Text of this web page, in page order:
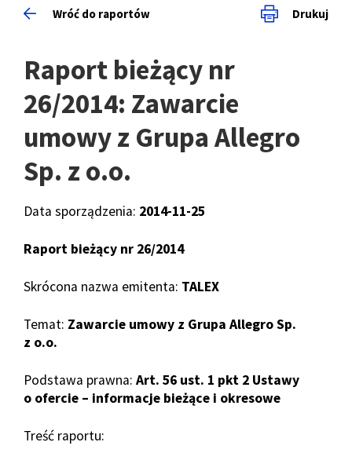
Wróć do raportów Drukuj
Raport bieżący nr
26/2014: Zawarcie
umowy z Grupa Allegro
Sp. z o.o.
Data sporządzenia: 2014-11-25
Raport bieżący nr 26/2014
Skrócona nazwa emitenta: TALEX
Temat: Zawarcie umowy z Grupa Allegro Sp.
z o.o.
Podstawa prawna: Art. 56 ust. 1 pkt 2 Ustawy
o ofercie – informacje bieżące i okresowe
Treść raportu: